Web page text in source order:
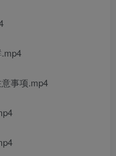
事项.mp4